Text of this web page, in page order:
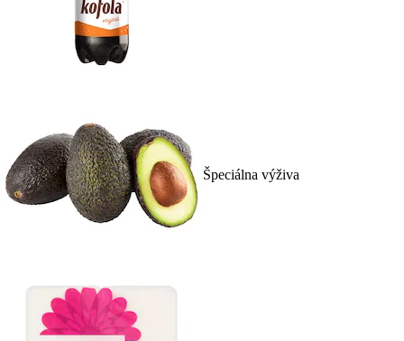
Špeciálna výživa